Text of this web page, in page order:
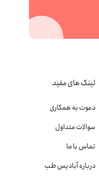
لینک های مفید
دعوت به همکاری
سوالات متداول
تماس با ما
درباره آبادیس طب